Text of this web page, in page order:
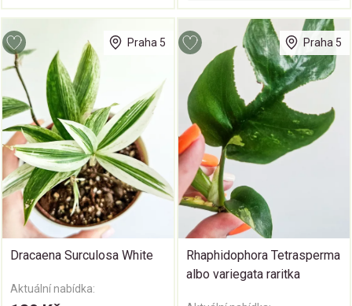
Praha 5
Dracaena Surculosa White
Aktuální nabídka:
Praha 5
Rhaphidophora Tetrasperma
albo variegata raritka